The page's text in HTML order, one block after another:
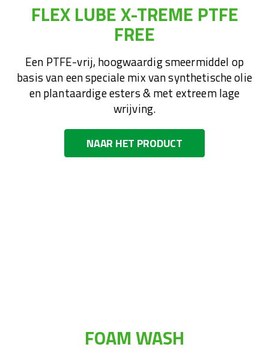
FLEX LUBE X-TREME PTFE
FREE
Een PTFE-vrij, hoogwaardig smeermiddel op
basis van een speciale mix van synthetische olie
en plantaardige esters & met extreem lage
wrijving.
NAAR HET PRODUCT
FOAM WASH